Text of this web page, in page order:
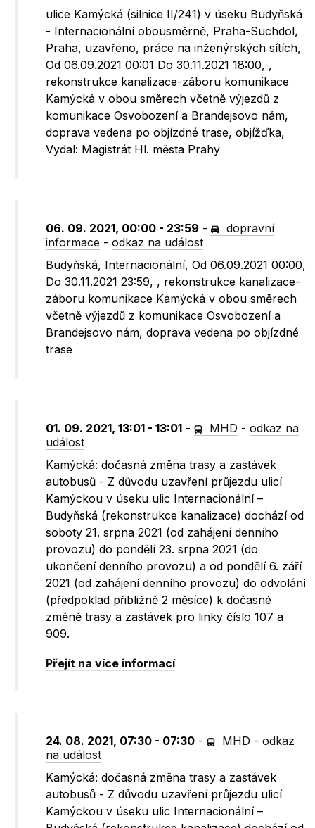
ulice Kamýcká (silnice II/241) v úseku Budyňská
- Internacionální obousměrně, Praha-Suchdol,
Praha, uzavřeno, práce na inženýrských sítích,
Od 06.09.2021 00:01 Do 30.11.2021 18:00, ,
rekonstrukce kanalizace-záboru komunikace
Kamýcká v obou směrech včetně výjezdů z
komunikace Osvobození a Brandejsovo nám,
doprava vedena po objízdné trase, objížďka,
Vydal: Magistrát Hl. města Prahy
06. 09. 2021, 00:00 - 23:59 -
dopravní
informace -odkaz na událost
Budyňská, Internacionální, Od 06.09.2021 00:00,
Do 30.11.2021 23:59, , rekonstrukce kanalizace-
záboru komunikace Kamýcká v obou směrech
včetně výjezdů z komunikace Osvobození a
Brandejsovo nám, doprava vedena po objízdné
trase
01. 09. 2021, 13:01 - 13:01 - MHD -odkaz na
událost
Kamýcká: dočasná změna trasy a zastávek
autobusů - Z důvodu uzavření průjezdu ulicí
Kamýckou v úseku ulic Internacionální –
Budyňská (rekonstrukce kanalizace) dochází od
soboty 21. srpna 2021 (od zahájení denního
provozu) do pondělí 23. srpna 2021 (do
ukončení denního provozu) a od pondělí 6. září
2021 (od zahájení denního provozu) do odvolání
(předpoklad přibližně 2 měsíce) k dočasné
změně trasy a zastávek pro linky číslo 107 a
909.
Přejít na více informací
24. 08. 2021, 07:30 - 07:30 - MHD -odkaz
na událost
Kamýcká: dočasná změna trasy a zastávek
autobusů - Z důvodu uzavření průjezdu ulicí
Kamýckou v úseku ulic Internacionální –